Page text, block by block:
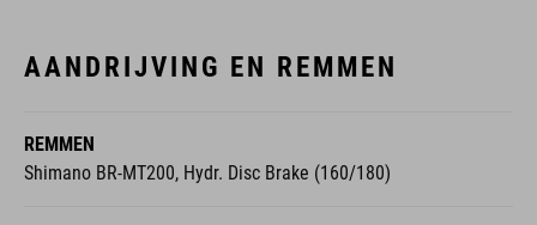
AANDRIJVING EN REMMEN
REMMEN
Shimano BR-MT200, Hydr. Disc Brake (160/180)